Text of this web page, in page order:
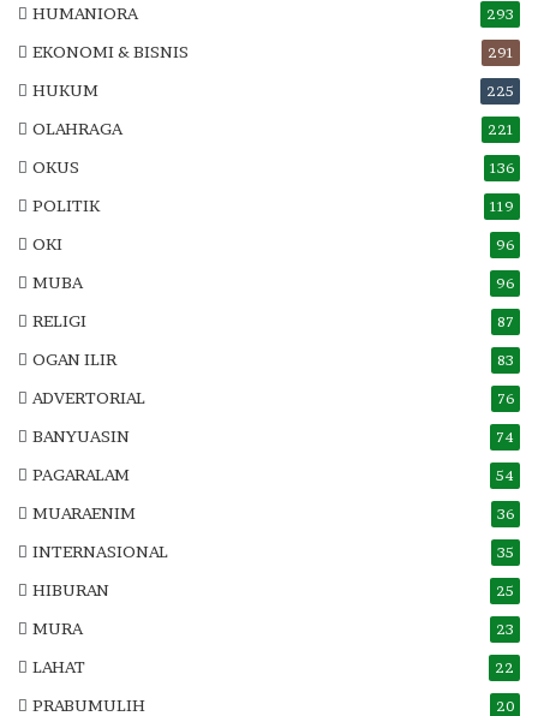
HUMANIORA 293
EKONOMI & BISNIS 291
HUKUM 225
OLAHRAGA 221
OKUS 136
POLITIK 119
OKI 96
MUBA 96
RELIGI 87
OGAN ILIR 83
ADVERTORIAL 76
BANYUASIN 74
PAGARALAM 54
MUARAENIM 36
INTERNASIONAL 35
HIBURAN 25
MURA 23
LAHAT 22
PRABUMULIH 20